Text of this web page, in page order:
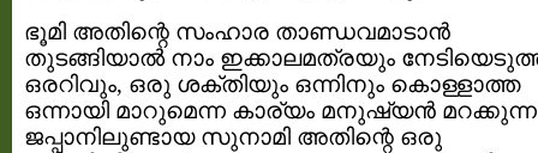
ഭൂമി അതിന്റെ സംഹാര താണ്ഡവമാടാന്‍
തുടങ്ങിയാല്‍ നാം ഇക്കാലമത്രയും
ഒരറിവും, ഒരു ശക്തിയും ഒന്നിനും കൊള്ളാത്ത
ഒന്നായി മാറുമെന്ന കാര്യം മനുഷ്യന്‍
ജപ്പാനിലുണ്ടായ സുനാമി അതിന്റെ ഒരു